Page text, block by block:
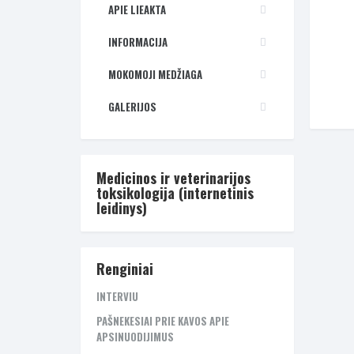
APIE LIEAKTA
INFORMACIJA
MOKOMOJI MEDŽIAGA
GALERIJOS
Medicinos ir veterinarijos
toksikologija (internetinis
leidinys)
Renginiai
INTERVIU
PAŠNEKESIAI PRIE KAVOS APIE
APSINUODIJIMUS